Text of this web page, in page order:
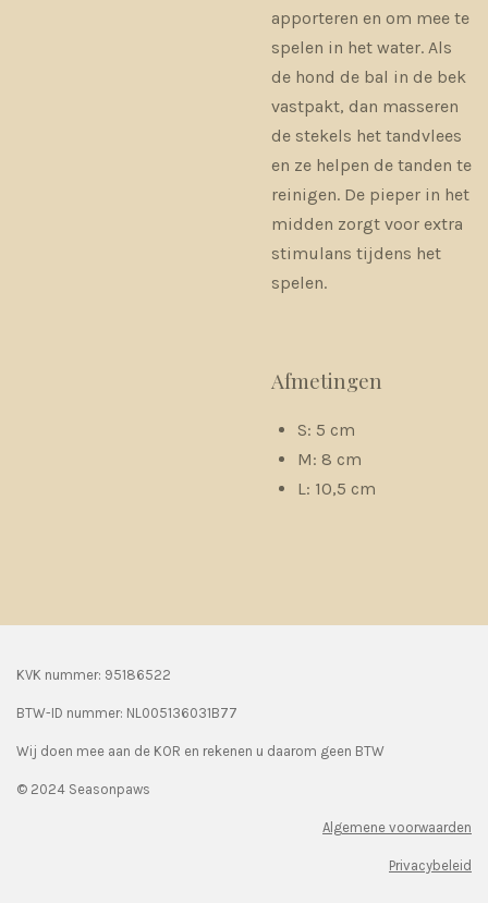
apporteren en om mee te
spelen in het water. Als
de hond de bal in de bek
vastpakt, dan masseren
de stekels het tandvlees
en ze helpen de tanden te
reinigen. De pieper in het
midden zorgt voor extra
stimulans tijdens het
spelen.
Afmetingen
S: 5 cm
M: 8 cm
L: 10,5 cm
KVK nummer: 95186522
BTW-ID nummer: NL005136031B77
Wij doen mee aan de KOR en rekenen u daarom geen BTW
© 2024 Seasonpaws
Algemene voorwaarden
Privacybeleid